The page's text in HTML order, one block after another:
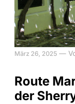
März 26, 2025 —
Route
der